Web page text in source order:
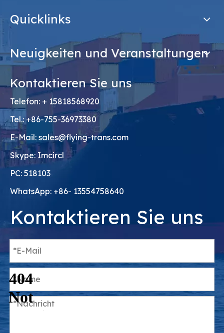
Quicklinks
Neuigkeiten und Veranstaltungen
Kontaktieren Sie uns
Telefon: + 15818568920
Tel.: +86-755-36973380
E-Mail: sales@flying-trans.com
Skype: Imcircl
PC: 518103
WhatsApp: +86- 13554758640
Kontaktieren Sie uns